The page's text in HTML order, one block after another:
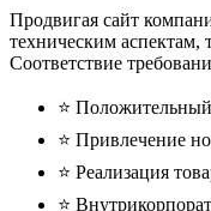
Продвигая сайт
техническим аспектам,
Соответствие
⭐
⭐ Привлечение
⭐ Реализация
⭐